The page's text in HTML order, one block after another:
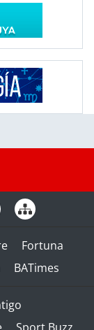
Fortuna
BATimes